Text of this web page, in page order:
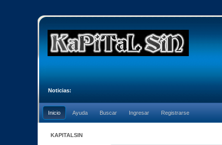
Noticias:
Inicio Ayuda Buscar Ingresar Registrarse
KAPITALSIN